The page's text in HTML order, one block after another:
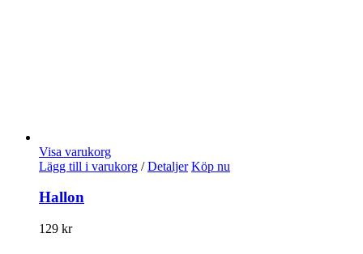
Visa varukorg
Lägg till i varukorg / Detaljer Köp nu
Hallon
129 kr